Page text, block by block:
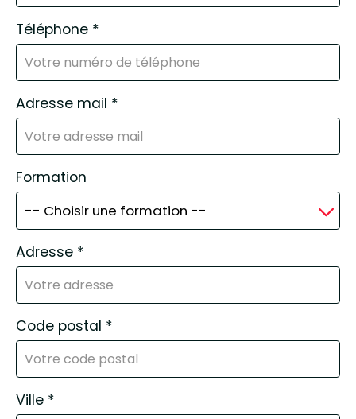
Téléphone *
Adresse mail *
Formation
Adresse *
Code postal *
Ville *